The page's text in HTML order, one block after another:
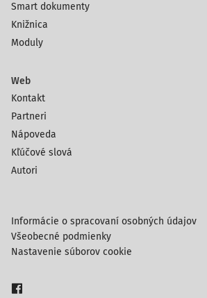
Smart dokumenty
Knižnica
Moduly
Web
Kontakt
Partneri
Nápoveda
Kľúčové slová
Autori
Informácie o spracovaní osobných údajov
Všeobecné podmienky
Nastavenie súborov cookie